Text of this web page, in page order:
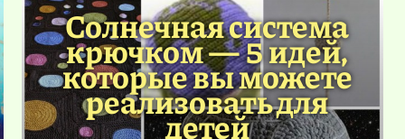
Солнечная система
крючком — 5 идей,
которые вы можете
реализовать для
детей